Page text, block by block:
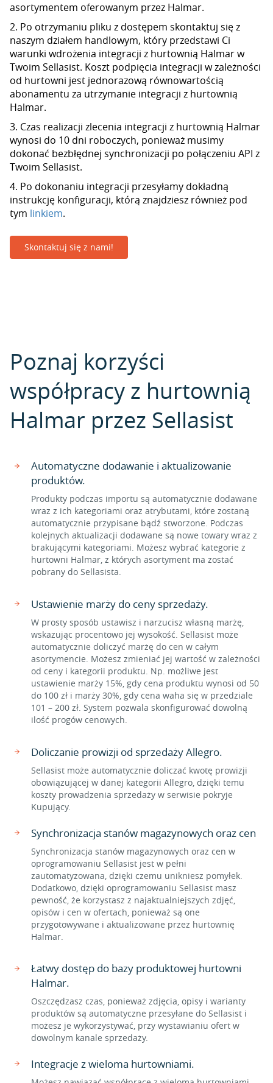
asortymentem oferowanym przez Halmar.
2. Po otrzymaniu pliku z dostępem skontaktuj się z
naszym działem handlowym, który przedstawi Ci
warunki wdrożenia integracji z hurtownią Halmar w
Twoim Sellasist. Koszt podpięcia integracji w zależności
od hurtowni jest jednorazową równowartością
abonamentu za utrzymanie integracji z hurtownią
Halmar.
3. Czas realizacji zlecenia integracji z hurtownią Halmar
wynosi do 10 dni roboczych, ponieważ musimy
dokonać bezbłędnej synchronizacji po połączeniu API z
Twoim Sellasist.
4. Po dokonaniu integracji przesyłamy dokładną
instrukcję konfiguracji, którą znajdziesz również pod
tym linkiem.
Skontaktuj się z nami!
Poznaj korzyści
współpracy z hurtownią
Halmar przez Sellasist
Automatyczne dodawanie i aktualizowanie
produktów.
Produkty podczas importu są automatycznie dodawane
wraz z ich kategoriami oraz atrybutami, które zostaną
automatycznie przypisane bądź stworzone. Podczas
kolejnych aktualizacji dodawane są nowe towary wraz z
brakującymi kategoriami. Możesz wybrać kategorie z
hurtowni Halmar, z których asortyment ma zostać
pobrany do Sellasista.
Ustawienie marży do ceny sprzedaży.
W prosty sposób ustawisz i narzucisz własną marżę,
wskazując procentowo jej wysokość. Sellasist może
automatycznie doliczyć marżę do cen w całym
asortymencie. Możesz zmieniać jej wartość w zależności
od ceny i kategorii produktu. Np. możliwe jest
ustawienie marży 15%, gdy cena produktu wynosi od 50
do 100 zł i marży 30%, gdy cena waha się w przedziale
101 – 200 zł. System pozwala skonfigurować dowolną
ilość progów cenowych.
Doliczanie prowizji od sprzedaży Allegro.
Sellasist może automatycznie doliczać kwotę prowizji
obowiązującej w danej kategorii Allegro, dzięki temu
koszty prowadzenia sprzedaży w serwisie pokryje
Kupujący.
Synchronizacja stanów magazynowych oraz cen
Synchronizacja stanów magazynowych oraz cen w
oprogramowaniu Sellasist jest w pełni
zautomatyzowana, dzięki czemu unikniesz pomyłek.
Dodatkowo, dzięki oprogramowaniu Sellasist masz
pewność, że korzystasz z najaktualniejszych zdjęć,
opisów i cen w ofertach, ponieważ są one
przygotowywane i aktualizowane przez hurtownię
Halmar.
Łatwy dostęp do bazy produktowej hurtowni
Halmar.
Oszczędzasz czas, ponieważ zdjęcia, opisy i warianty
produktów są automatyczne przesyłane do Sellasist i
możesz je wykorzystywać, przy wystawianiu ofert w
dowolnym kanale sprzedaży.
Integracje z wieloma hurtowniami.